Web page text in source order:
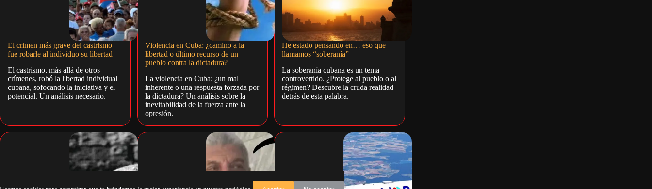
El crimen más grave del castrismo
fue robarle al individuo su libertad
El castrismo, más allá de otros
crímenes, robó la libertad individual
cubana, sofocando la iniciativa y el
potencial. Un análisis necesario.
Violencia en Cuba: ¿camino a la
libertad o último recurso de un
pueblo contra la dictadura?
La violencia en Cuba: ¿un mal
inherente o una respuesta forzada por
la dictadura? Un análisis sobre la
inevitabilidad de la fuerza ante la
opresión.
He estado pensando en… eso que
llamamos “soberanía”
La soberanía cubana es un tema
controvertido. ¿Protege al pueblo o al
régimen? Descubre la cruda realidad
detrás de esta palabra.